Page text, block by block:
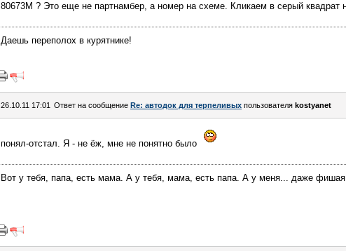
80673M ? Это еще не партнамбер, а номер на схеме. Кликаем в серый квадрат
Даешь переполох в курятнике!
26.10.11 17:01 Ответ на сообщение Re: автодок для терпеливых пользователя kostyanet
понял-отстал. Я - не ёж, мне не понятно было
Вот у тебя, папа, есть мама. А у тебя, мама, есть папа. А у меня... даже фишая